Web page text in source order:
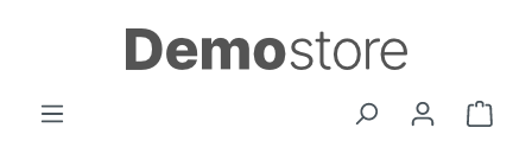
Passa al contenuto principale
Il